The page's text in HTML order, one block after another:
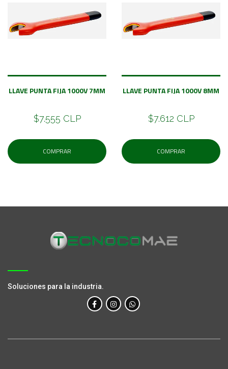
LLAVE PUNTA FIJA 1000V 7MM
$7.555 CLP
COMPRAR
LLAVE PUNTA FIJA 1000V 8MM
$7.612 CLP
COMPRAR
Soluciones para la industria.